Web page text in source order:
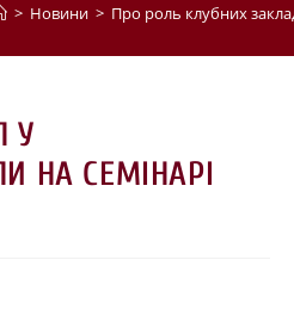
> Новини > Про роль клубних
У
НА СЕМІНАРІ